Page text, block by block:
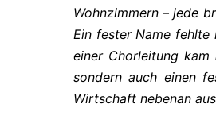
Wohnzimmern – jede
Ein fester Name fehlte
einer Chorleitung kam
sondern auch einen
Wirtschaft nebenan